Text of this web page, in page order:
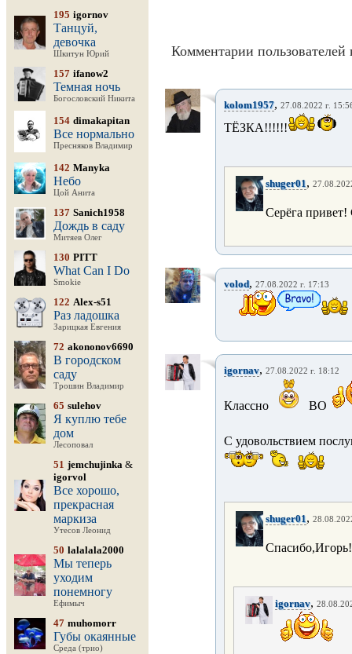
195 igornov
Танцуй,
девочка
Шкитун Юрий
157 ifanow2
Темная ночь
Богословский Никита
154 dimakapitan
Все нормально
Пресняков Владимир
142 Manyka
Небо
Цой Анита
137 Sanich1958
Дождь в саду
Митяев Олег
130 PITT
What Can I Do
Smokie
122 Alex-s51
Раз ладошка
Зарицкая Евгения
72 akononov6690
В городском
саду
Трошин Владимир
65 sulehov
Я куплю тебе
дом
Лесоповал
51 jemchujinka &
igorvol
Все хорошо,
прекрасная
маркиза
Утесов Леонид
50 lalalala2000
Мы теперь
уходим
понемногу
Ефимыч
47 muhomorr
Губы окаянные
Среда (трио)
Комментарии пользователей
kolom1957, 27.08.2022 г.
ТЁЗКА!!!!!!
shuger01,
Серёга
volod, 27.08.2022 г. 17:13
igornav, 27.08.2022 г. 18:12
Классно ВО
С удовольствием
shuger01,
Спасибо,Игорь!
igornav,